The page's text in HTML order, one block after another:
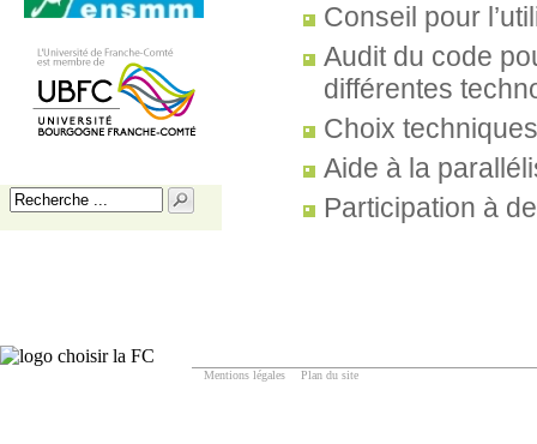
Conseil pour
Audit du code
différentes
Choix
Aide à la
Participation à
Mentions légales Plan du site